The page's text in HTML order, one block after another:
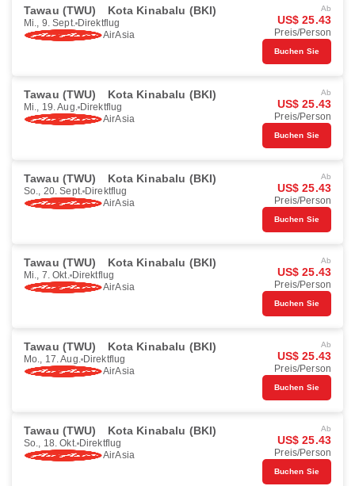
Tawau (TWU) Kota Kinabalu (BKI)
Mi., 9. Sept. Direktflug
AirAsia
Ab
US$ 25.43
Preis/Person
Buchen Sie
Tawau (TWU) Kota Kinabalu (BKI)
Mi., 19. Aug. Direktflug
AirAsia
Ab
US$ 25.43
Preis/Person
Buchen Sie
Tawau (TWU) Kota Kinabalu (BKI)
So., 20. Sept. Direktflug
AirAsia
Ab
US$ 25.43
Preis/Person
Buchen Sie
Tawau (TWU) Kota Kinabalu (BKI)
Mi., 7. Okt. Direktflug
AirAsia
Ab
US$ 25.43
Preis/Person
Buchen Sie
Tawau (TWU) Kota Kinabalu (BKI)
Mo., 17. Aug. Direktflug
AirAsia
Ab
US$ 25.43
Preis/Person
Buchen Sie
Tawau (TWU) Kota Kinabalu (BKI)
So., 18. Okt. Direktflug
AirAsia
Ab
US$ 25.43
Preis/Person
Buchen Sie